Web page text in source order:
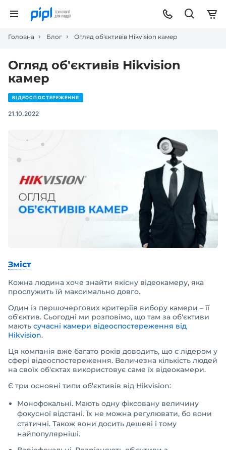
Головна Блог Огляд об'єктивів Hikvision камер
Огляд об'єктивів Hikvision
камер
ВІДЕОСПОСТЕРЕЖЕННЯ
21.10.2022
Зміст
Кожна людина хоче знайти якісну відеокамеру, яка
прослужить їй максимально довго.
Один із першочергових критеріїв вибору камери – її
об'єктив. Сьогодні ми розповімо, що там за об'єктиви
мають сучасні камери відеоспостереження від
Hikvision.
Ця компанія вже багато років доводить, що є лідером у
сфері відеоспостереження. Величезна кількість людей
на своїх об'єктах використовує саме їх відеокамери.
Є три основні типи об'єктивів від Hikvision:
Монофокальні. Мають одну фіксовану величину
фокусної відстані. Їх не можна регулювати, бо вони
статичні. Також вони досить дешеві і тому
найпопулярніші.